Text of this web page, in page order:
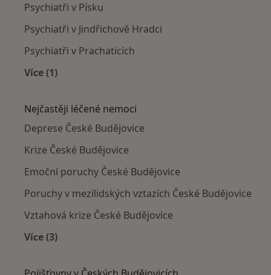
Psychiatři v Písku
Psychiatři v Jindřichově Hradci
Psychiatři v Prachaticích
Více (1)
Nejčastěji léčené nemoci
Deprese České Budějovice
Krize České Budějovice
Emoční poruchy České Budějovice
Poruchy v mezilidských vztazích České Budějovice
Vztahová krize České Budějovice
Více (3)